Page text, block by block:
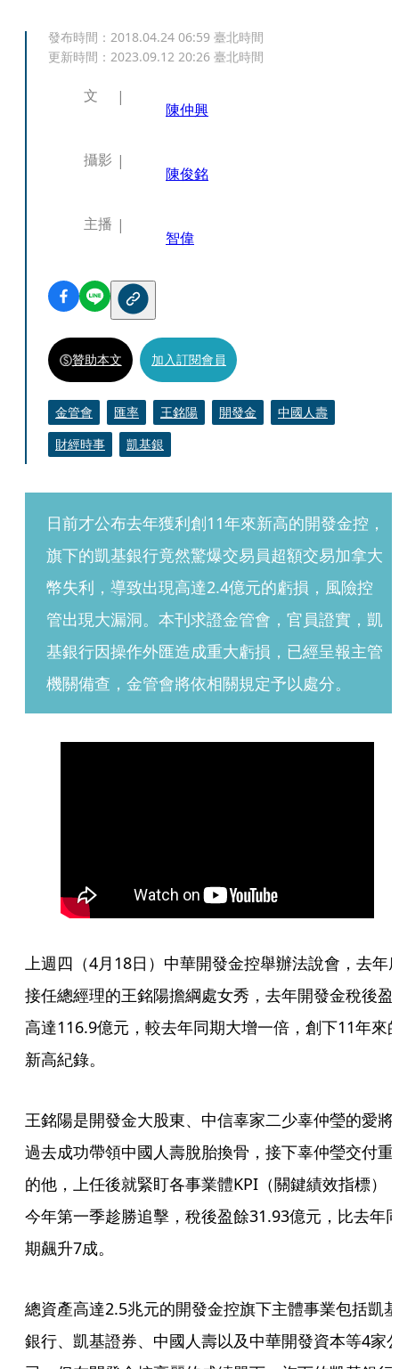
發布時間： 2018.04.24 06:59 臺北時間
更新時間： 2023.09.12 20:26 臺北時間
文
陳仲興
攝影
陳俊銘
主播
智偉
贊助本文 加入訂閱會員
金管會 匯率 王銘陽 開發金
中國人壽
財經時事
凱基銀
日前才公布去年獲利創11年來新高的開發金控，
旗下的凱基銀行竟然驚爆交易員超額交易加拿大
幣失利，導致出現高達2.4億元的虧損，風險控
管出現大漏洞。本刊求證金管會，官員證實，凱
基銀行因操作外匯造成重大虧損，已經呈報主管
機關備查，金管會將依相關規定予以處分。
上週四（4月18日）中華開發金控舉辦法說會，去年
接任總經理的王銘陽擔綱處女秀，去年開發金稅後盈
高達116.9億元，較去年同期大增一倍，創下11年來
新高紀錄。
王銘陽是開發金大股東、中信辜家二少辜仲瑩的愛將
過去成功帶領中國人壽脫胎換骨，接下辜仲瑩交付重
的他，上任後就緊盯各事業體KPI（關鍵績效指標）
今年第一季趁勝追擊，稅後盈餘31.93億元，比去年
期飆升7成。
總資產高達2.5兆元的開發金控旗下主體事業包括凱基
銀行、凱基證券、中國人壽以及中華開發資本等4家